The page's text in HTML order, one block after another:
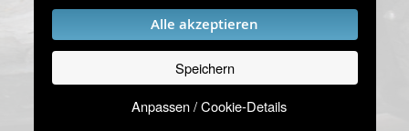
Alle akzeptieren
Speichern
Anpassen / Cookie-Details